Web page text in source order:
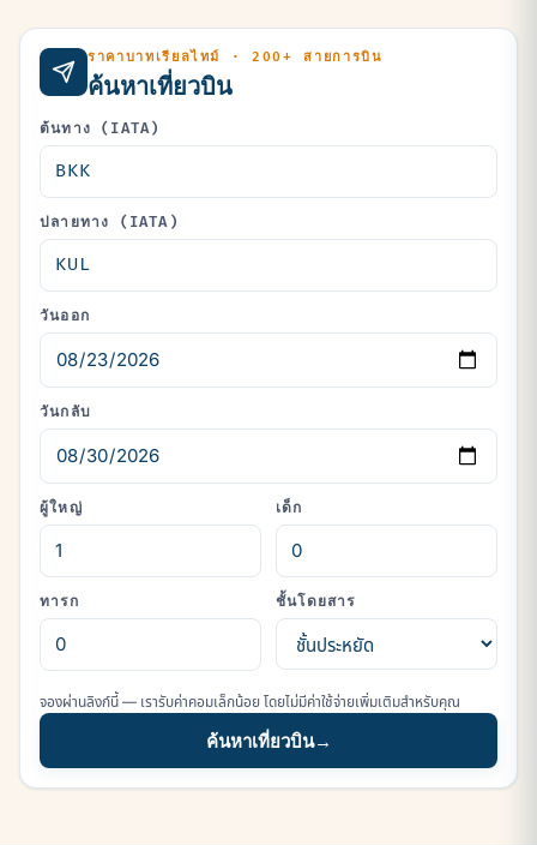
ราคาบาทเรียลไทม์ · 200+ สายการบิน
ค้นหาเที่ยวบิน
ต้นทาง (IATA)
ปลายทาง (IATA)
วันออก
วันกลับ
ผู้ใหญ่ เด็ก
ทารก ชั้นโดยสาร
จองผ่านลิงก์นี้ — เรารับค่าคอมเล็กน้อย โดยไม่มีค่าใช้จ่ายเพิ่มเติมสำหรับคุณ
ค้นหาเที่ยวบิน→